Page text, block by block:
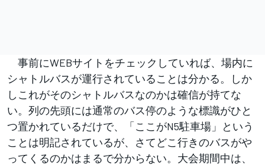
事前にWEBサイトをチェックしていれば、場内に
シャトルバスが運行されていることは分かる。しか
しこれがそのシャトルバスなのかは確信が持てな
い。列の先頭には通常のバス停のような標識がひと
つ置かれているだけで、「ここがN5駐車場」という
ことは明記されているが、さてどこ行きのバスがや
ってくるのかはまるで分からない。大会期間中は、